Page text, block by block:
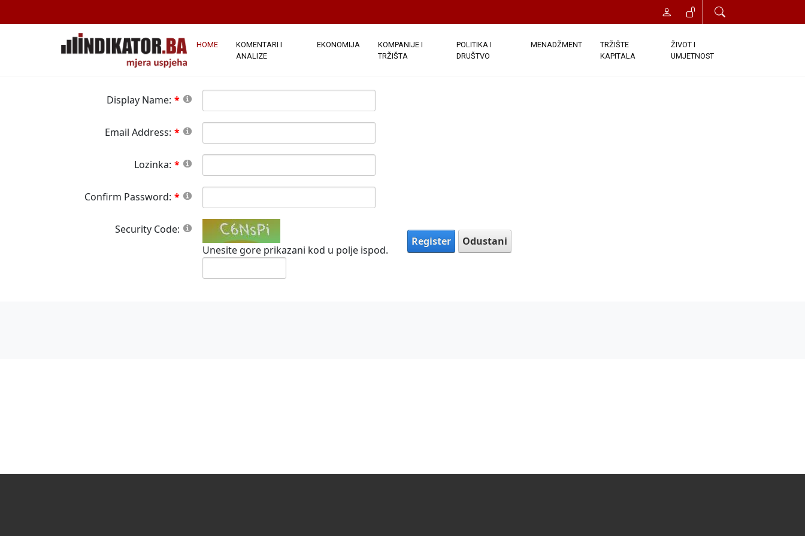
HOME
KOMENTARI I
ANALIZE
EKONOMIJA
KOMPANIJE I
TRŽIŠTA
POLITIKA I
DRUŠTVO
MENADŽMENT
TRŽIŠTE
KAPITALA
ŽIVOT I
UMJETNOST
Članstvo na ovoj stranici je javno. Nakon što su podaci o vašem računu dostavljeni, bit će vam odobren trenutni pristup
stranici.Sva polja označena crvenom zvjezdicom su obavezna.
button please wait until the system responds.)
Display Name:
Email Address:
Lozinka:
Confirm Password:
Security Code:
Unesite gore prikazani kod u polje ispod.
Register Odustani